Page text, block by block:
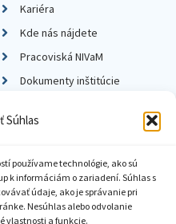
Súhlas
používame technológie, ako sú
k informáciám o zariadení. Súhlas s
údaje, ako je správanie pri
Nesúhlas alebo odvolanie
vlastnosti a funkcie.
Kariéra
Kde nás nájdete
Pracoviská NIVaM
Dokumenty inštitúcie
súkromia